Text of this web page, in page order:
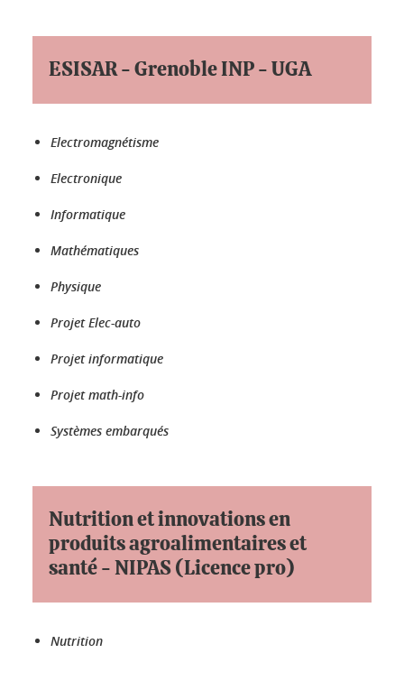
ESISAR - Grenoble INP - UGA
Electromagnétisme
Electronique
Informatique
Mathématiques
Physique
Projet Elec-auto
Projet informatique
Projet math-info
Systèmes embarqués
Nutrition et innovations en
produits agroalimentaires et
santé - NIPAS (Licence pro)
Nutrition